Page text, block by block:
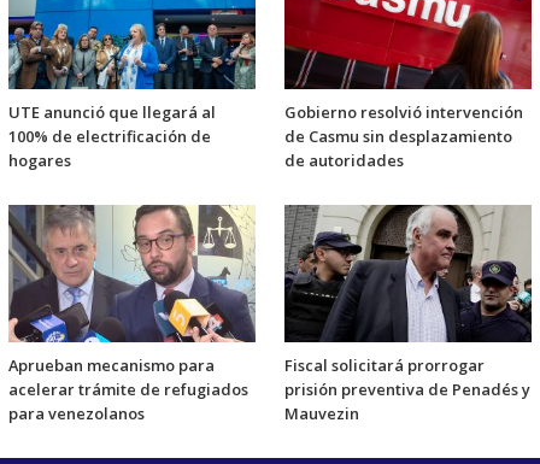
UTE anunció que llegará al
100% de electrificación de
hogares
Gobierno resolvió intervención
de Casmu sin desplazamiento
de autoridades
Aprueban mecanismo para
acelerar trámite de refugiados
para venezolanos
Fiscal solicitará prorrogar
prisión preventiva de Penadés y
Mauvezin